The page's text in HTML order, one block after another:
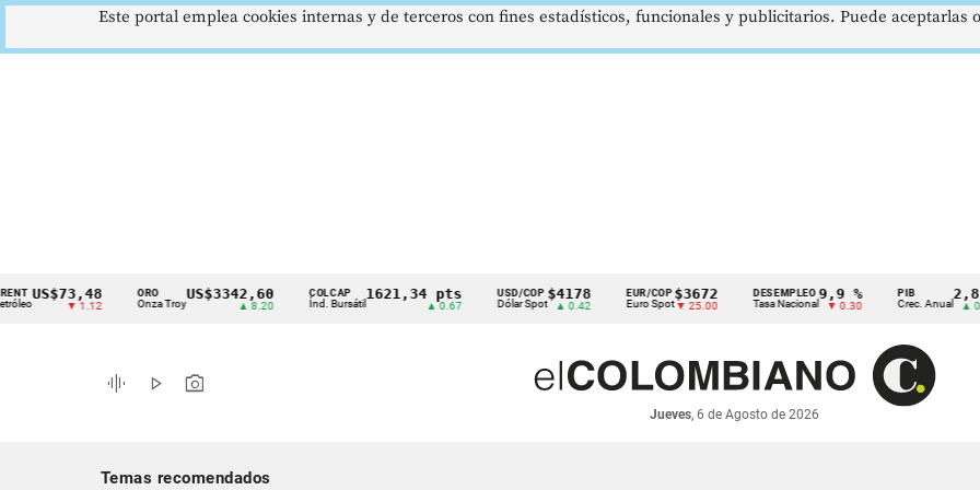
Cintillo
indicadores
económicos
▼ 1.12
ORO
Onza Troy
US$3342,60 COLCAP
Índ. Bursátil
1621,34 pts USD/COP
Dólar Spot
$4178
▲ 0.42
EUR/COP
Euro Spot
$3672
▼ 25.00
DESEMPLEO
Tasa Nacional
9,9 %
▼ 0.30
PIB
Crec. Anual
2,8 %
▲ 0.10
graphic_eq play_arrow photo_camera
Jueves, 6 de Agosto de 2026
Temas recomendados
Este portal emplea cookies internas y de terceros con fines estadísticos, funcionales y publicitarios. Puede aceptarlas